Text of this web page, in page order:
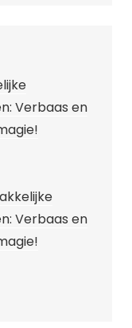
Verbaas en
Verbaas en